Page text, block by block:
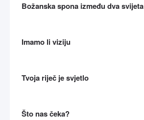
Božanska spona između dva svijeta
Imamo li viziju
Tvoja riječ je svjetlo
Što nas čeka?